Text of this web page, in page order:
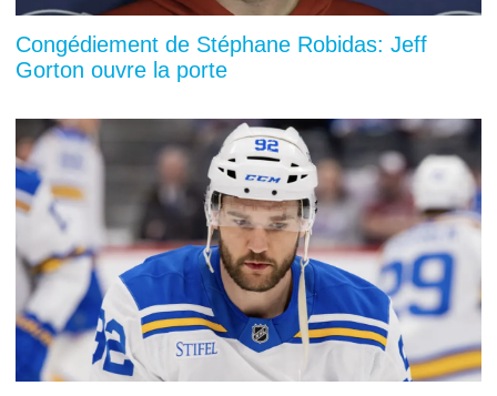
Congédiement de Stéphane Robidas: Jeff
Gorton ouvre la porte